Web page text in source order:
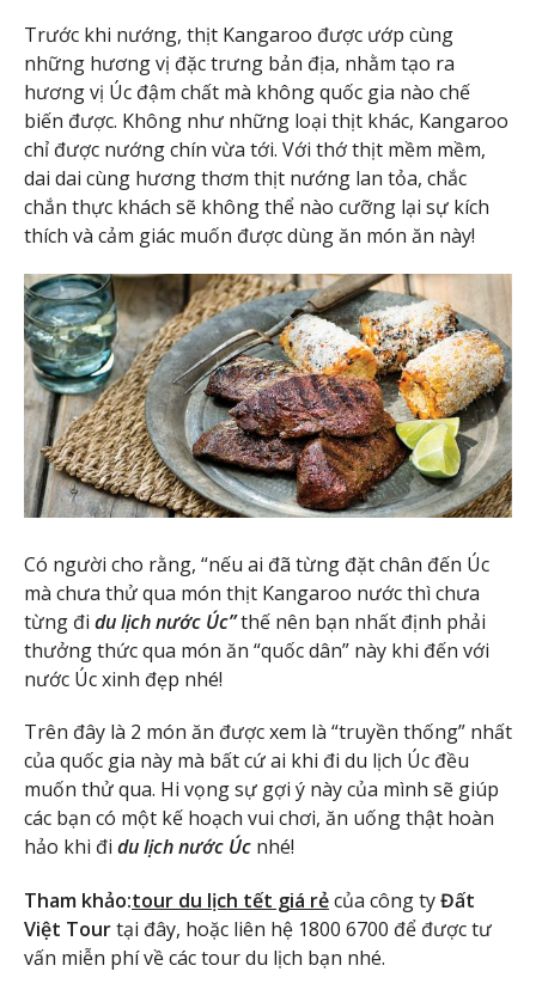
Trước khi nướng, thịt Kangaroo được ướp cùng
những hương vị đặc trưng bản địa, nhằm tạo ra
hương vị Úc đậm chất mà không quốc gia nào chế
biến được. Không như những loại thịt khác, Kangaroo
chỉ được nướng chín vừa tới. Với thớ thịt mềm mềm,
dai dai cùng hương thơm thịt nướng lan tỏa, chắc
chắn thực khách sẽ không thể nào cưỡng lại sự kích
thích và cảm giác muốn được dùng ăn món ăn này!
Có người cho rằng, “nếu ai đã từng đặt chân đến Úc
mà chưa thử qua món thịt Kangaroo nước thì chưa
từng đi du lịch nước Úc”thế nên bạn nhất định phải
thưởng thức qua món ăn “quốc dân” này khi đến với
nước Úc xinh đẹp nhé!
Trên đây là 2 món ăn được xem là “truyền thống” nhất
của quốc gia này mà bất cứ ai khi đi du lịch Úc đều
muốn thử qua. Hi vọng sự gợi ý này của mình sẽ giúp
các bạn có một kế hoạch vui chơi, ăn uống thật hoàn
hảo khi đi du lịch nước Úc nhé!
Tham khảo:tour du lịch tết giá rẻcủa công tyĐất
Việt Tourtại đây, hoặc liên hệ 1800 6700 để được tư
vấn miễn phí về các tour du lịch bạn nhé.